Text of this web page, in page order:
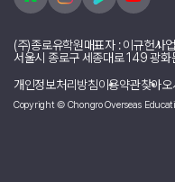
(주)종로유학원대표자 : 이규헌사
서울시 종로구 세종대로 149 광
개인정보처리방침이용약관찾아오
Copyright © Chongro Overseas